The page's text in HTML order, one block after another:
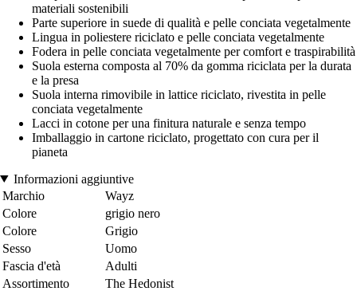
materiali sostenibili
Parte superiore in suede di qualità e pelle conciata vegetalmente
Lingua in poliestere riciclato e pelle conciata vegetalmente
Fodera in pelle conciata vegetalmente per comfort e traspirabilità
Suola esterna composta al 70% da gomma riciclata per la durata
e la presa
Suola interna rimovibile in lattice riciclato, rivestita in pelle
conciata vegetalmente
Lacci in cotone per una finitura naturale e senza tempo
Imballaggio in cartone riciclato, progettato con cura per il
pianeta
Informazioni aggiuntive
Marchio
Wayz
Colore
grigio nero
Colore
Grigio
Sesso
Uomo
Fascia d'età
Adulti
Assortimento
The Hedonist